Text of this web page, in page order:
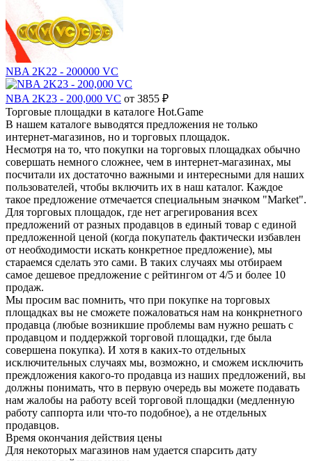
NBA 2K22 - 200000 VC
NBA 2K23 - 200,000 VC от 3855 ₽
Торговые площадки в каталоге Hot.Game
В нашем каталоге выводятся предложения не только
интернет-магазинов, но и торговых площадок.
Несмотря на то, что покупки на торговых площадках обычно
совершать немного сложнее, чем в интернет-магазинах, мы
посчитали их достаточно важными и интересными для наших
пользователей, чтобы включить их в наш каталог. Каждое
такое предложение отмечается специальным значком "Market".
Для торговых площадок, где нет агрегирования всех
предложений от разных продавцов в единый товар с единой
предложенной ценой (когда покупатель фактически избавлен
от необходимости искать конкретное предложение), мы
стараемся сделать это сами. В таких случаях мы отбираем
самое дешевое предложение с рейтингом от 4/5 и более 10
продаж.
Мы просим вас помнить, что при покупке на торговых
площадках вы не сможете пожаловаться нам на конкрнетного
продавца (любые возникшие проблемы вам нужно решать с
продавцом и поддержкой торговой площадки, где была
совершена покупка). И хотя в каких-то отдельных
исключительных случаях мы, возможно, и сможем исключить
преждложения какого-то продавца из наших предложений, вы
должны понимать, что в первую очередь вы можете подавать
нам жалобы на работу всей торговой площадки (медленную
работу саппорта или что-то подобное), а не отдельных
продавцов.
Время окончания действия цены
Для некоторых магазинов нам удается спарсить дату